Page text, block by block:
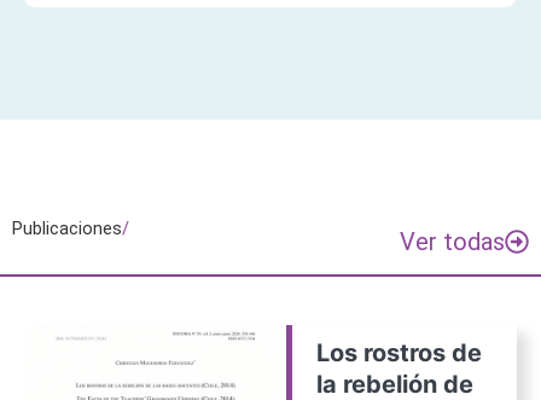
Publicaciones/ Ver todas
Los rostros de
la rebelión de